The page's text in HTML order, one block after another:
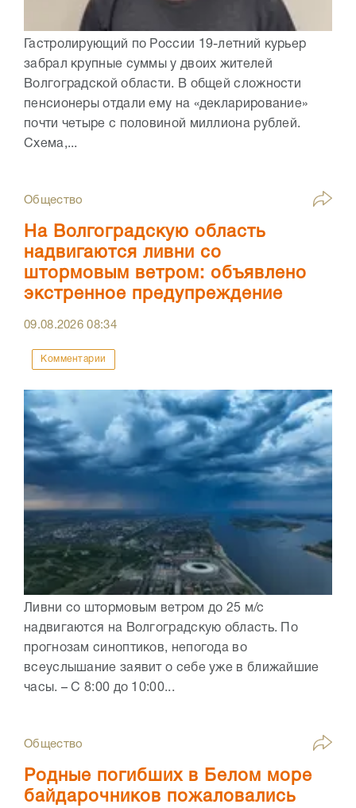
Гастролирующий по России 19-летний курьер
забрал крупные суммы у двоих жителей
Волгоградской области. В общей сложности
пенсионеры отдали ему на «декларирование»
почти четыре с половиной миллиона рублей.
Схема,...
Общество
На Волгоградскую область
надвигаются ливни со
штормовым ветром: объявлено
экстренное предупреждение
09.08.202608:34
Комментарии
Ливни со штормовым ветром до 25 м/с
надвигаются на Волгоградскую область. По
прогнозам синоптиков, непогода во
всеуслышание заявит о себе уже в ближайшие
часы. – С 8:00 до 10:00...
Общество
Родные погибших в Белом море
байдарочников пожаловались